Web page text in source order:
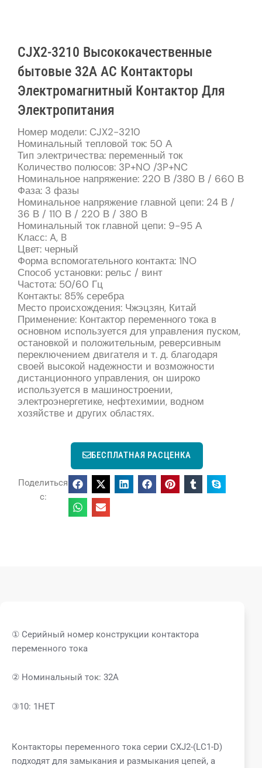
CJX2-3210 Высококачественные
бытовые 32A AC Контакторы
Электромагнитный Контактор Для
Электропитания
Номер модели: CJX2-3210
Номинальный тепловой ток: 50 А
Тип электричества: переменный ток
Количество полюсов: 3P+NO /3P+NC
Номинальное напряжение: 220 В /380 В / 660 В
Фаза: 3 фазы
Номинальное напряжение главной цепи: 24 В /
36 В / 110 В / 220 В / 380 В
Номинальный ток главной цепи: 9-95 А
Класс: A, B
Цвет: черный
Форма вспомогательного контакта: 1NO
Способ установки: рельс / винт
Частота: 50/60 Гц
Контакты: 85% серебра
Место происхождения: Чжэцзян, Китай
Применение: Контактор переменного тока в
основном используется для управления пуском,
остановкой и положительным, реверсивным
переключением двигателя и т. д. благодаря
своей высокой надежности и возможности
дистанционного управления, он широко
используется в машиностроении,
электроэнергетике, нефтехимии, водном
хозяйстве и других областях.
БЕСПЛАТНАЯ РАСЦЕНКА
Поделиться
с:
① Серийный номер конструкции контактора
переменного тока
② Номинальный ток: 32А
③10: 1НЕТ
Контакторы переменного тока серии CXJ2-(LC1-D)
подходят для замыкания и размыкания цепей, а